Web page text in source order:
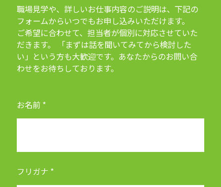
職場見学や、詳しいお仕事内容のご説明は、下記の
フォームからいつでもお申し込みいただけます。
ご希望に合わせて、担当者が個別に対応させていた
だきます。 「まずは話を聞いてみてから検討した
い」という方も大歓迎です。あなたからのお問い合
わせをお待ちしております。
お名前 *
フリガナ *